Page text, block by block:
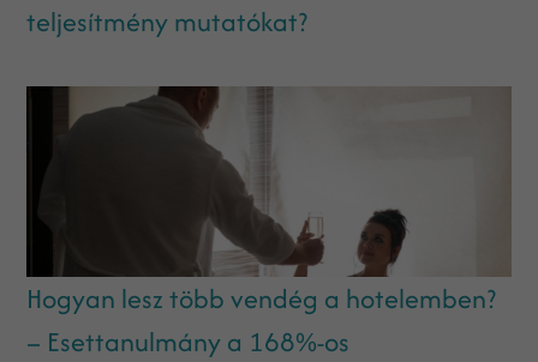
teljesítmény mutatókat?
Hogyan lesz több vendég a hotelemben?
– Esettanulmány a 168%-os